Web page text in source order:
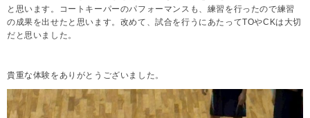
と思います。コートキーパーのパフォーマンスも、練習を行ったので練習
の成果を出せたと思います。改めて、試合を行うにあたってTOやCKは大切
だと思いました。
貴重な体験をありがとうございました。